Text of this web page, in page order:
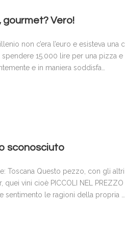
Vero!
non c’era l’euro e esisteva una
15.000 lire per una pizza
e in maniera soddisfa…
sconosciuto
Toscana Questo pezzo, con gli
vini cioè PICCOLI NEL PREZZO
sentimento le ragioni della propria …